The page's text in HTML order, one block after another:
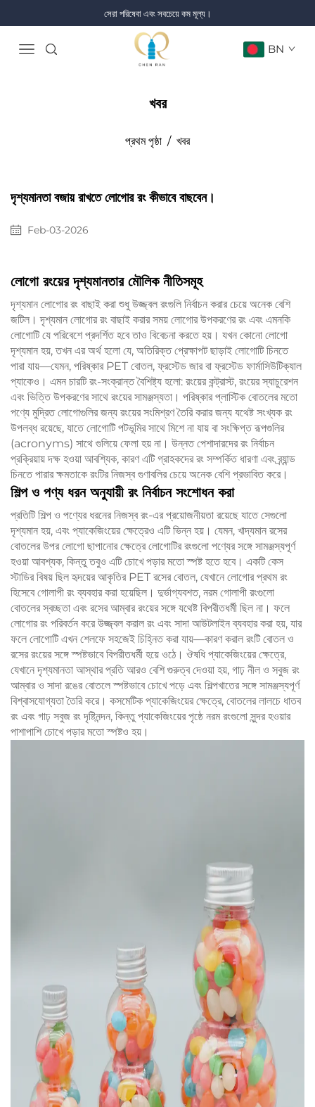
সেরা পরিষেবা এবং সবচেয়ে কম মূল্য।
BN
প্রথম পৃষ্ঠা / খবর
খবর
দৃশ্যমানতা বজায় রাখতে লোগোর রং কীভাবে বাছবেন।
Feb-03-2026
লোগো রংয়ের দৃশ্যমানতার মৌলিক নীতিসমূহ
দৃশ্যমান লোগোর রং বাছাই করা শুধু উজ্জ্বল রংগুলি নির্বাচন করার চেয়ে অনেক বেশি
জটিল। দৃশ্যমান লোগোর রং বাছাই করার সময় লোগোর উপকরণের রং এবং এমনকি
লোগোটি যে পরিবেশে প্রদর্শিত হবে তাও বিবেচনা করতে হয়। যখন কোনো লোগো
দৃশ্যমান হয়, তখন এর অর্থ হলো যে, অতিরিক্ত প্রেক্ষাপট ছাড়াই লোগোটি চিনতে
পারা যায়—যেমন, পরিষ্কার PET বোতল, ফ্রস্টেড জার বা ফ্রস্টেড ফার্মাসিউটিক্যাল
প্যাকেও। এমন চারটি রং-সংক্রান্ত বৈশিষ্ট্য হলো: রংয়ের কন্ট্রাস্ট, রংয়ের স্যাচুরেশন
এবং ভিত্তি উপকরণের সাথে রংয়ের সামঞ্জস্যতা। পরিষ্কার প্লাস্টিক বোতলের মতো
পণ্যে মুদ্রিত লোগোগুলির জন্য রংয়ের সংমিশ্রণ তৈরি করার জন্য যথেষ্ট সংখ্যক রং
উপলব্ধ রয়েছে, যাতে লোগোটি পটভূমির সাথে মিশে না যায় বা সংক্ষিপ্ত রূপগুলির
(acronyms) সাথে গুলিয়ে ফেলা হয় না। উন্নত পেশাদারদের রং নির্বাচন
প্রক্রিয়ায় দক্ষ হওয়া আবশ্যিক, কারণ এটি গ্রাহকদের রং সম্পর্কিত ধারণা এবং ব্র্যান্ড
চিনতে পারার ক্ষমতাকে রংটির নিজস্ব গুণাবলির চেয়ে অনেক বেশি প্রভাবিত করে।
শিল্প ও পণ্য ধরন অনুযায়ী রং নির্বাচন সংশোধন করা
প্রতিটি শিল্প ও পণ্যের ধরনের নিজস্ব রং-এর প্রয়োজনীয়তা রয়েছে যাতে সেগুলো
দৃশ্যমান হয়, এবং প্যাকেজিংয়ের ক্ষেত্রেও এটি ভিন্ন হয়। যেমন, খাদ্যমান রসের
বোতলের উপর লোগো ছাপানোর ক্ষেত্রে লোগোটির রংগুলো পণ্যের সঙ্গে সামঞ্জস্যপূর্ণ
হওয়া আবশ্যক, কিন্তু তবুও এটি চোখে পড়ার মতো স্পষ্ট হতে হবে। একটি কেস
স্টাডির বিষয় ছিল হৃদয়ের আকৃতির PET রসের বোতল, যেখানে লোগোর প্রথম রং
হিসেবে গোলাপী রং ব্যবহার করা হয়েছিল। দুর্ভাগ্যবশত, নরম গোলাপী রংগুলো
বোতলের স্বচ্ছতা এবং রসের আম্বার রংয়ের সঙ্গে যথেষ্ট বিপরীতধর্মী ছিল না। ফলে
লোগোর রং পরিবর্তন করে উজ্জ্বল করাল রং এবং সাদা আউটলাইন ব্যবহার করা হয়, যার
ফলে লোগোটি এখন শেলফে সহজেই চিহ্নিত করা যায়—কারণ করাল রংটি বোতল ও
রসের রংয়ের সঙ্গে স্পষ্টভাবে বিপরীতধর্মী হয়ে ওঠে। ঔষধি প্যাকেজিংয়ের ক্ষেত্রে,
যেখানে দৃশ্যমানতা আস্থার প্রতি আরও বেশি গুরুত্ব দেওয়া হয়, গাঢ় নীল ও সবুজ রং
আম্বার ও সাদা রঙের বোতলে স্পষ্টভাবে চোখে পড়ে এবং শিল্পখাতের সঙ্গে সামঞ্জস্যপূর্ণ
বিশ্বাসযোগ্যতা তৈরি করে। কসমেটিক প্যাকেজিংয়ের ক্ষেত্রে, বোতলের লালচে ধাতব
রং এবং গাঢ় সবুজ রং দৃষ্টিনন্দন, কিন্তু প্যাকেজিংয়ের পৃষ্ঠে নরম রংগুলো সুন্দর হওয়ার
পাশাপাশি চোখে পড়ার মতো স্পষ্টও হয়।